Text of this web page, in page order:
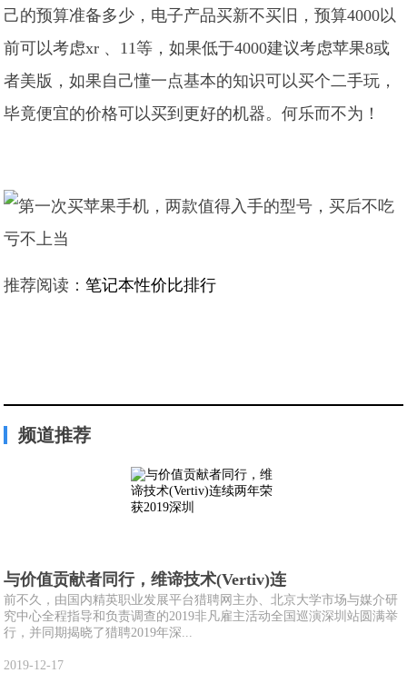
己的预算准备多少，电子产品买新不买旧，预算4000以
前可以考虑xr 、11等，如果低于4000建议考虑苹果8或
者美版，如果自己懂一点基本的知识可以买个二手玩，
毕竟便宜的价格可以买到更好的机器。何乐而不为！
推荐阅读：笔记本性价比排行
频道推荐
与价值贡献者同行，维谛技术(Vertiv)连
前不久，由国内精英职业发展平台猎聘网主办、北京大学市场与媒介研
究中心全程指导和负责调查的2019非凡雇主活动全国巡演深圳站圆满举
行，并同期揭晓了猎聘2019年深...
2019-12-17